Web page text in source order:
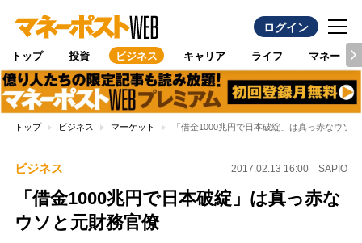
ログイン
トップ 投資 ビジネス キャリア ライフ マネー
トップ ビジネス マーケット 「借金1000兆円で日本破綻」は真っ赤なウソ
ビジネス 2017.02.13 16:00 SAPIO
「借金1000兆円で日本破綻」は真っ赤な
ウソと元財務官僚